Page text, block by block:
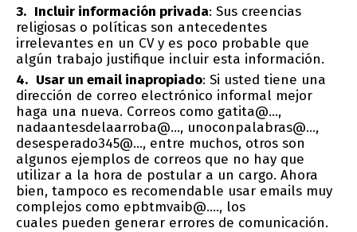
Incluir información privada: Sus creencias
religiosas o políticas son antecedentes
irrelevantes en un CV y es poco probable que
algún trabajo justifique incluir esta información.
Usar un email inapropiado: Si usted tiene una
dirección de correo electrónico informal mejor
haga una nueva. Correos como gatita@…,
nadaantesdelaarroba@…, unoconpalabras@…,
desesperado345@…, entre muchos, otros son
algunos ejemplos de correos que no hay que
utilizar a la hora de postular a un cargo. Ahora
bien, tampoco es recomendable usar emails muy
complejos como epbtmvaib@…., los
cuales pueden generar errores de comunicación.